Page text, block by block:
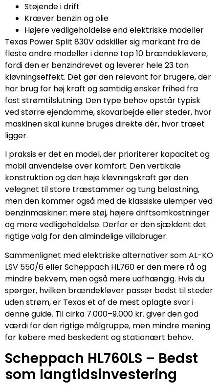
Støjende i drift
Kræver benzin og olie
Højere vedligeholdelse end elektriske modeller
Texas Power Split 830V adskiller sig markant fra de
fleste andre modeller i denne top 10 brændekløvere,
fordi den er benzindrevet og leverer hele 23 ton
kløvningseffekt. Det gør den relevant for brugere, der
har brug for høj kraft og samtidig ønsker frihed fra
fast strømtilslutning. Den type behov opstår typisk
ved større ejendomme, skovarbejde eller steder, hvor
maskinen skal kunne bruges direkte dér, hvor træet
ligger.
I praksis er det en model, der prioriterer kapacitet og
mobil anvendelse over komfort. Den vertikale
konstruktion og den høje kløvningskraft gør den
velegnet til store træstammer og tung belastning,
men den kommer også med de klassiske ulemper ved
benzinmaskiner: mere støj, højere driftsomkostninger
og mere vedligeholdelse. Derfor er den sjældent det
rigtige valg for den almindelige villabruger.
Sammenlignet med elektriske alternativer som AL-KO
LSV 550/6 eller Scheppach HL760 er den mere rå og
mindre bekvem, men også mere uafhængig. Hvis du
spørger, hvilken brændekløver passer bedst til steder
uden strøm, er Texas et af de mest oplagte svar i
denne guide. Til cirka 7.000–9.000 kr. giver den god
værdi for den rigtige målgruppe, men mindre mening
for købere med beskedent og stationært behov.
Scheppach HL760LS – Bedst
som langtidsinvestering